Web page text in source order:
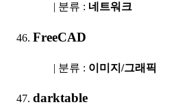
| 분류 : 네트워크
FreeCAD
| 분류 : 이미지/그래픽
darktable